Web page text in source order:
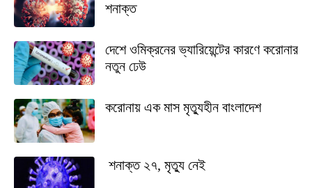
শনাক্ত
দেশে ওমিক্রনের ভ্যারিয়েন্টের কারণে করোনার
নতুন ঢেউ
করোনায় এক মাস মৃত্যুহীন বাংলাদেশ
শনাক্ত ২৭, মৃত্যু নেই